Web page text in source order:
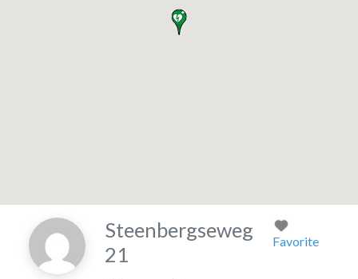
Steenbergseweg
21
Favorite